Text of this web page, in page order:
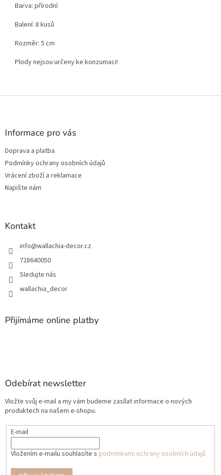
Barva: přírodní
Balení: 8 kusů
Rozměr: 5 cm
Plody nejsou určeny ke konzumaci!
Z
Informace pro vás
Doprava a platba
Podmínky ochrany osobních údajů
Vrácení zboží a reklamace
Napište nám
Kontakt
info@wallachia-decor.cz
728640050
Sledujte nás
wallachia_decor
Přijímáme online platby
Odebírat newsletter
Vložte svůj e-mail a my vám budeme zasílat informace o nových
produktech na našem e-shopu.
E-mail
Vložením e-mailu souhlasíte s podmínkami ochrany osobních údajů